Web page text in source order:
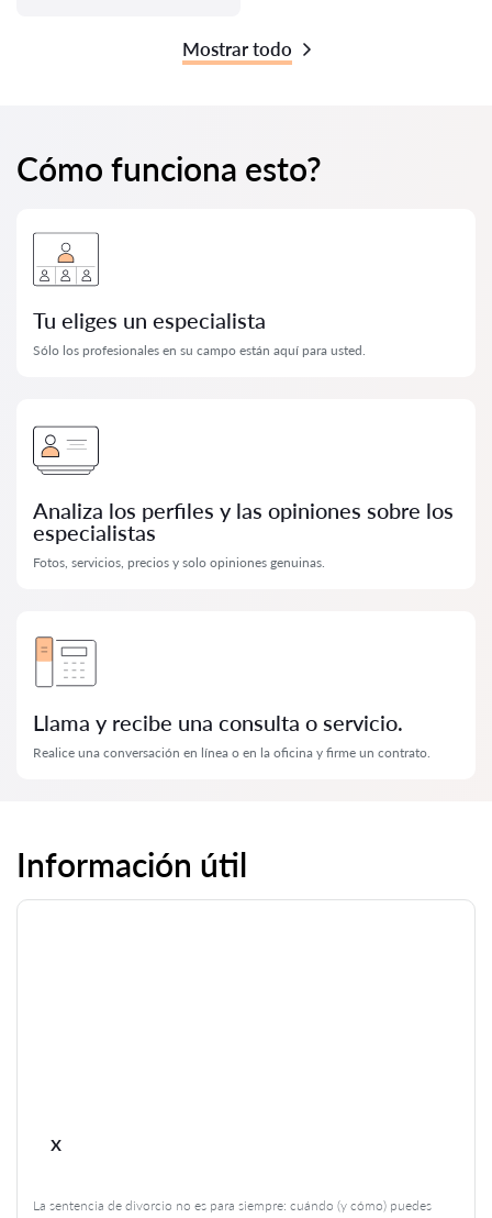
Mostrar todo
Cómo funciona esto?
Tu eliges un especialista
Sólo los profesionales en su campo están aquí para usted.
Analiza los perfiles y las opiniones sobre los
especialistas
Fotos, servicios, precios y solo opiniones genuinas.
Llama y recibe una consulta o servicio.
Realice una conversación en línea o en la oficina y firme un contrato.
Información útil
x
La sentencia de divorcio no es para siempre: cuándo (y cómo) puedes